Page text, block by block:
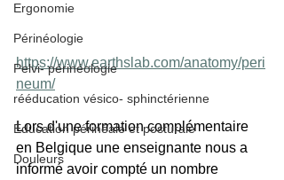
Ergonomie
Périnéologie
Pelvi- périnéologie
rééducation vésico- sphinctérienne
Education périnéale et posturale
Douleurs
https://www.earthslab.com/anatomy/peri
neum/
Lors d'une formation complémentaire
en Belgique une enseignante nous a
informé avoir compté un nombre